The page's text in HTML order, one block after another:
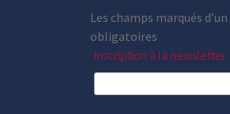
Les champs marqués d’un
obligatoires
Inscription à la newsletter